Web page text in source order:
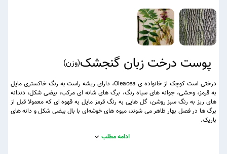
پوست درخت زبان گنجشک(وزن)
درختی است کوچک از خانواده ی Oleacea، دارای ریشه راست به رنگ خاکستری مایل
به قرمز، وحشی، جوانه های سیاه رنگ، برگ های شانه ای مرکب، بیضی شکل، دندانه
های ریز به رنگ سبز روشن، گل هایی به رنگ قرمز مایل به قهوه ای که معمولا قبل از
برگ ها در فصل بهار ظاهر می شوند، میوه های خوشه‌ای با بال بیضی شکل و دانه های
باریک.
ادامه مطلب